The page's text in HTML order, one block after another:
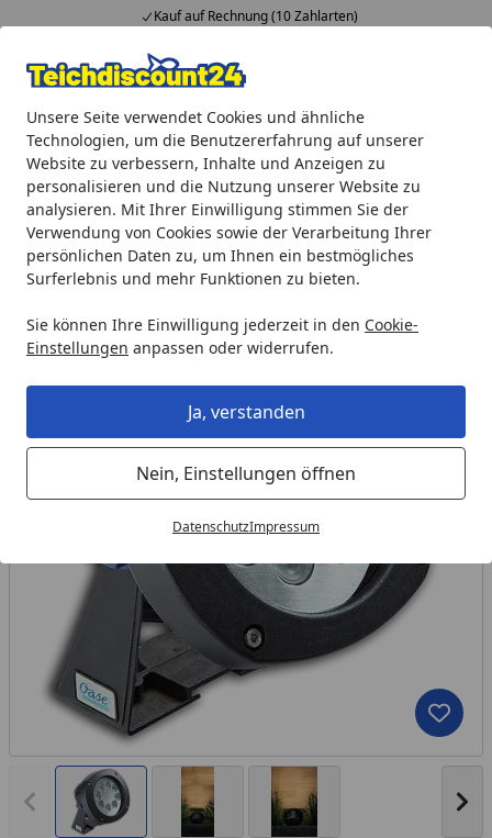
Unsere Seite verwendet Cookies und ähnliche
Technologien, um die Benutzererfahrung auf unserer
Website zu verbessern, Inhalte und Anzeigen zu
personalisieren und die Nutzung unserer Website zu
analysieren. Mit Ihrer Einwilligung stimmen Sie der
Verwendung von Cookies sowie der Verarbeitung Ihrer
persönlichen Daten zu, um Ihnen ein bestmögliches
Surferlebnis und mehr Funktionen zu bieten.
Sie können Ihre Einwilligung jederzeit in den Cookie-
Einstellungen anpassen oder widerrufen.
Ja, verstanden
Nein, Einstellungen öffnen
DatenschutzImpressum
Kauf auf Rechnung (10 Zahlarten)
Alle Produkte
Mein Konto
Suchen
Startseite
Teichprodukte Teichbeleuchtung LED-Beleuchtung
Oase Außenbeleuchtung LunAqua
Power LED XL 4000
Vorheriges Bild anzeigen